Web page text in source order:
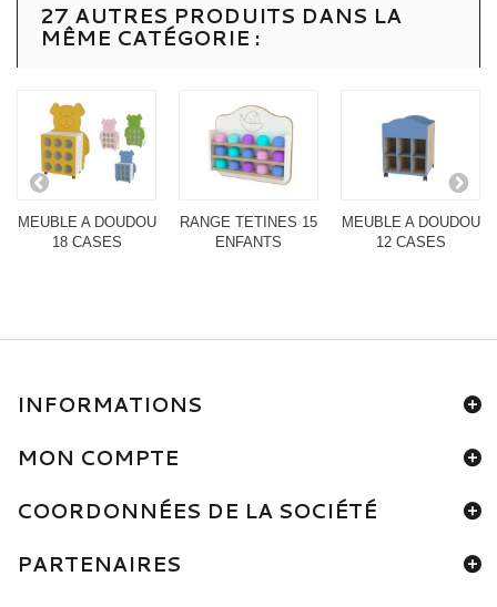
27 AUTRES PRODUITS DANS LA
MÊME CATÉGORIE :
MEUBLE A DOUDOU
18 CASES
RANGE TETINES 15
ENFANTS
MEUBLE A DOUDOU
12 CASES
INFORMATIONS
MON COMPTE
COORDONNÉES DE LA SOCIÉTÉ
PARTENAIRES